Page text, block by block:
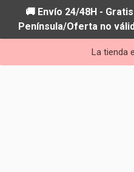
🚚 Envío 24/48H -
Península/Oferta no
La tienda